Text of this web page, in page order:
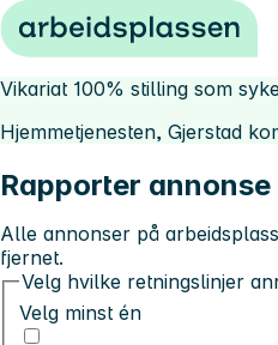
Hopp til innhold
Vikariat 100% stilling som
Hjemmetjenesten, Gjerstad
Rapporter annonse
Alle annonser på
fjernet.
Velg hvilke retningslinjer
Velg minst én